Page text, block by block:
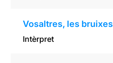
Vosaltres, les bruixes
Intèrpret